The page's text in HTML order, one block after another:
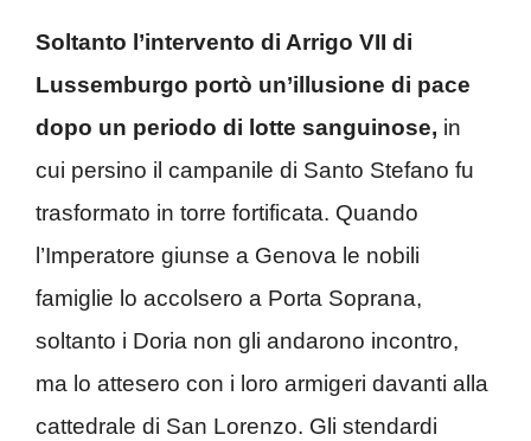
Soltanto l’intervento di Arrigo VII di
Lussemburgo portò un’illusione di pace
dopo un periodo di lotte sanguinose, in
cui persino il campanile di Santo Stefano fu
trasformato in torre fortificata. Quando
l’Imperatore giunse a Genova le nobili
famiglie lo accolsero a Porta Soprana,
soltanto i Doria non gli andarono incontro,
ma lo attesero con i loro armigeri davanti alla
cattedrale di San Lorenzo. Gli stendardi